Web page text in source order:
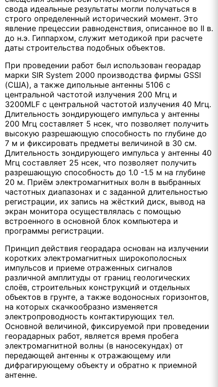
свода идеальные результаты могли получаться в
строго определенный исторический момент. Это
явление прецессии равноденствия, описанное во II в.
до н.э. Гиппархом, служит методикой при расчете
даты строительства подобных объектов.
При проведении работ был использован георадар
марки SIR System 2000 производства фирмы GSSI
(США), а также дипольные антенны 5106 с
центральной частотой излучения 200 Мгц и
3200MLF с центральной частотой излучения 40 Мгц.
Длительность зондирующего импульса у антенны
200 Мгц составляет 5 нсек, что позволяет получить
высокую разрешающую способность по глубине до
7 м и фиксировать предметы величиной в 30 см.
Длительность зондирующего импульса у антенны 40
Мгц составляет 25 нсек, что позволяет получить
разрешающую способность до 1.0 -1.5 м на глубине
20 м. Приём электромагнитных волн в выбранных
частотных диапазонах и с заданной длительностью
регистрации, их запись на жёсткий диск, вывод на
экран монитора осуществлялась с помощью
встроенного в основной блок компьютера и
программы регистрации.
Принцип действия георадара основан на излучении
коротких электромагнитных широкополосных
импульсов и приеме отраженных сигналов
различной амплитуды от границ геологических
слоёв, строительных конструкций и отдельных
объектов в грунте, а также водоносных горизонтов,
на которых скачкообразно изменяется
электропроводность контактирующих тел.
Основной величиной, фиксируемой при проведении
георадарных работ, является время пробега
электромагнитной волны (в наносекундах) от
передающей антенны к отражающему или
дифрагирующему объекту и обратно к приемной
антенне.